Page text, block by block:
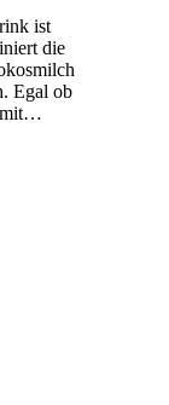
ist
die
Egal ob
mit…